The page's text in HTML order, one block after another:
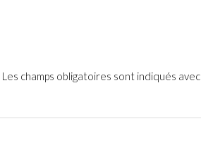
Les champs obligatoires sont indiqués avec